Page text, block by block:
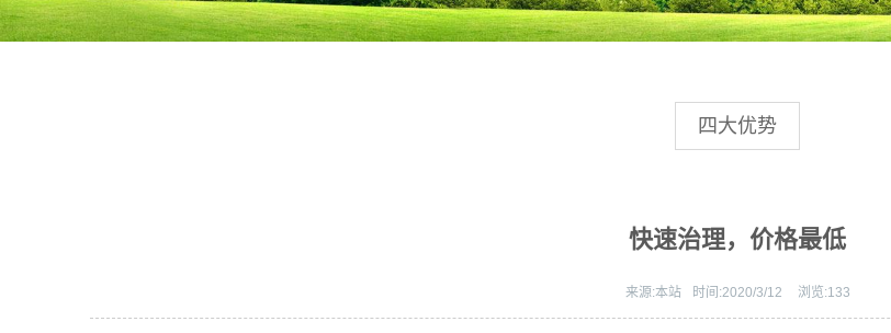
四大优势
快速治理，价格最低
来源:本站 时间:2020/3/12 浏览:133